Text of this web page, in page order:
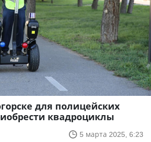
для полицейских
квадроциклы
5 марта 2025, 6:23